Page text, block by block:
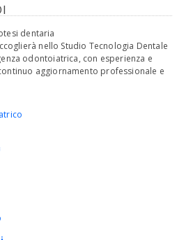
dentaria
nello Studio Tecnologia Dentale
odontoiatrica, con esperienza e
aggiornamento professionale e